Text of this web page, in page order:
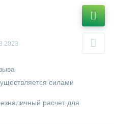
силами
расчет для